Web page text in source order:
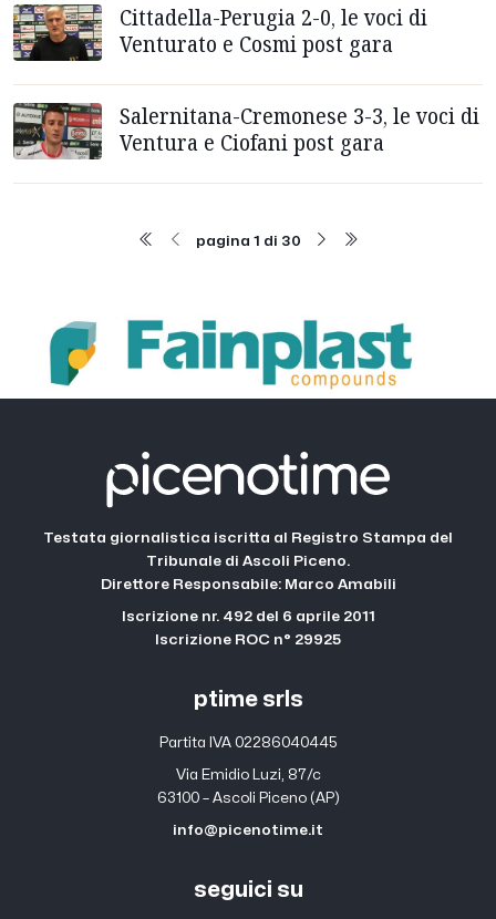
Cittadella-Perugia 2-0, le voci di
Venturato e Cosmi post gara
Salernitana-Cremonese 3-3, le voci di
Ventura e Ciofani post gara
pagina 1 di 30
Testata giornalistica iscritta al Registro Stampa del
Tribunale di Ascoli Piceno.
Direttore Responsabile: Marco Amabili
Iscrizione nr. 492 del 6 aprile 2011
Iscrizione ROC n° 29925
ptime srls
Partita IVA 02286040445
Via Emidio Luzi, 87/c
63100 – Ascoli Piceno (AP)
info@picenotime.it
seguici su